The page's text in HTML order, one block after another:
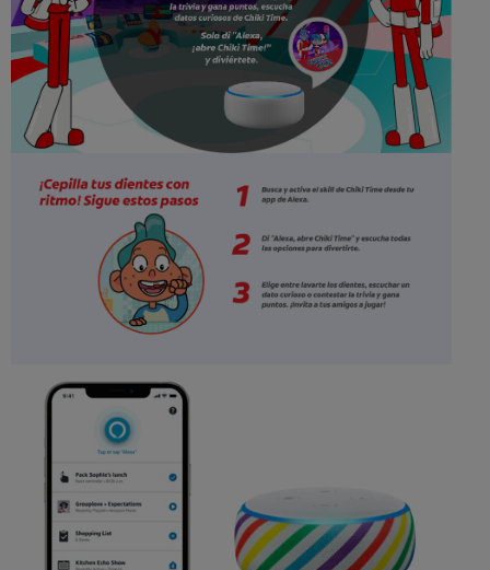
CHEQUEO DE SALUD BUCAL
SELECCIÓN DE PRODUCTOS
PARA PROFESIONALES
CO (ES)
SUSCRÍBETE